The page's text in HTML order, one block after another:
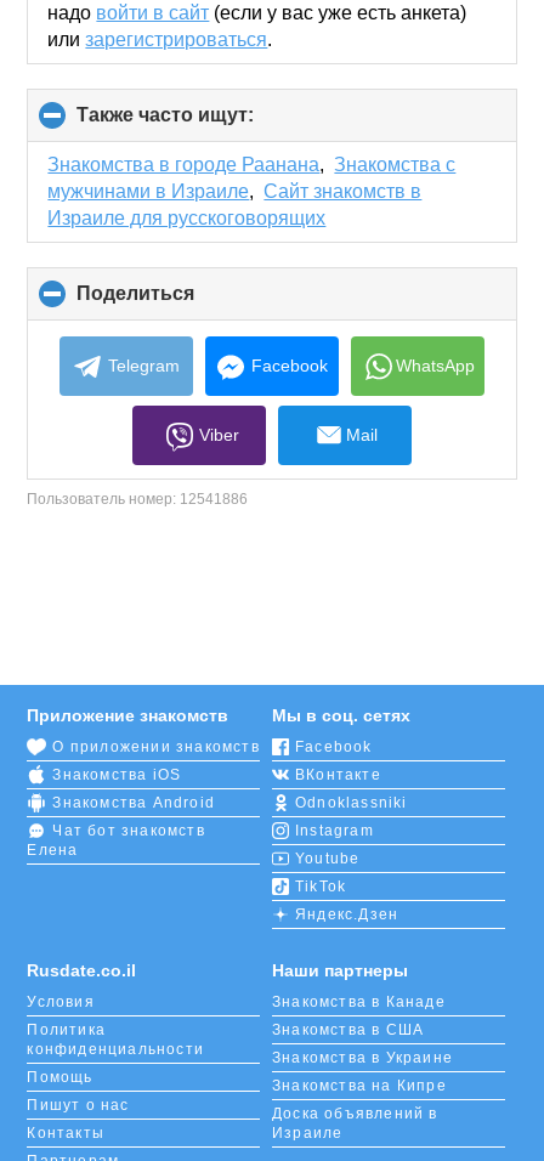
надо войти в сайт (если у вас уже есть анкета)
илизарегистрироваться.
Также часто ищут:
to
collapse
contents
Знакомства в городе Раанана,Знакомства с
мужчинами в Израиле,Сайт знакомств в
Израиле для русскоговорящих
Поделиться
to
collapse
contents
Telegram Facebook WhatsApp
Viber Mail
Пользователь номер: 12541886
Rusdate.co.il
Условия
Политика
конфиденциальности
Помощь
Пишут о нас
Контакты
Приложение знакомств
О приложении знакомств
Знакомства iOS
Знакомства Android
Чат бот знакомств
Елена
Мы в соц. сетях
Facebook
ВКонтакте
Odnoklassniki
Instagram
Youtube
TikTok
Яндекс.Дзен
Наши партнеры
Знакомства в Канаде
Знакомства в США
Знакомства в Украине
Знакомства на Кипре
Доска объявлений в
Израиле